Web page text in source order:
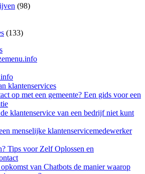
(98)
(133)
klantenservices
op met een gemeente? Een gids voor een
klantenservice van een bedrijf niet kunt
menselijke klantenservicemedewerker
Tips voor Zelf Oplossen en
van Chatbots de manier waarop